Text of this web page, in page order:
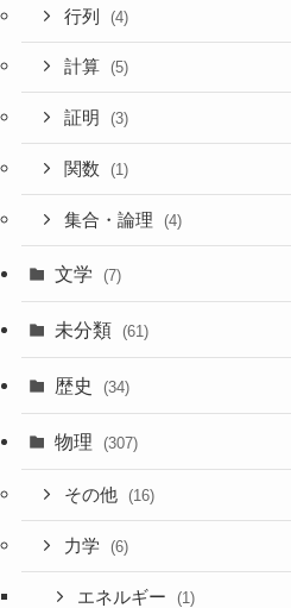
行列 (4)
計算 (5)
証明 (3)
関数 (1)
集合・論理 (4)
文学 (7)
未分類 (61)
歴史 (34)
物理 (307)
その他 (16)
力学 (6)
エネルギー (1)